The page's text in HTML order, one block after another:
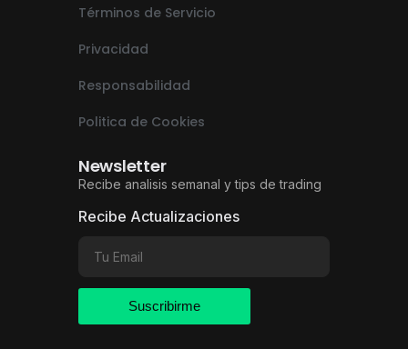
Términos de Servicio
Privacidad
Responsabilidad
Politica de Cookies
Newsletter
Recibe analisis semanal y tips de trading
Recibe Actualizaciones
Suscribirme